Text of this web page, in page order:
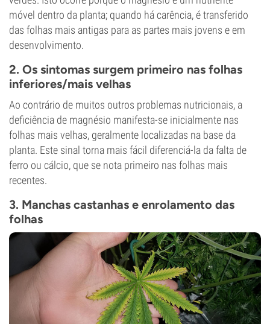
móvel dentro da planta; quando há carência, é transferido
das folhas mais antigas para as partes mais jovens e em
desenvolvimento.
2. Os sintomas surgem primeiro nas folhas
inferiores/mais velhas
Ao contrário de muitos outros problemas nutricionais, a
deficiência de magnésio manifesta-se inicialmente nas
folhas mais velhas, geralmente localizadas na base da
planta. Este sinal torna mais fácil diferenciá-la da falta de
ferro ou cálcio, que se nota primeiro nas folhas mais
recentes.
3. Manchas castanhas e enrolamento das
folhas